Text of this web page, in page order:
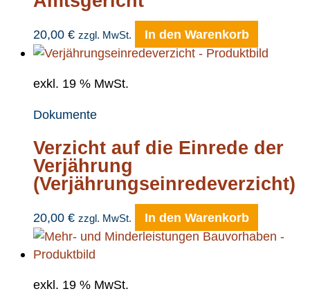
20,00 € zzgl. MwSt. In den Warenkorb
exkl. 19 % MwSt.
Dokumente
Verzicht auf die Einrede der
Verjährung
(Verjährungseinredeverzicht)
20,00 € zzgl. MwSt. In den Warenkorb
exkl. 19 % MwSt.